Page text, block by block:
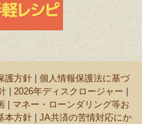
護方針
個人情報保護法に基づ
2026年ディスクロージャー
マネー・ローンダリング等お
本方針| JA共済の苦情対応にか